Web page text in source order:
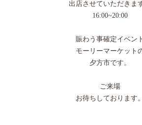
出店させていただきま
16:00~20:00
賑わう事確定イベン
モーリーマーケット
夕方市です。
ご来場
お待ちしております。